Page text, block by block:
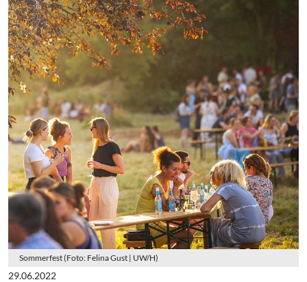
Sommerfest (Foto: Felina Gust | UW/H)
29.06.2022